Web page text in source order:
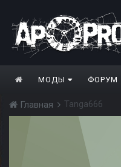
МОДЫ ФОРУМ
Главная Tanga666